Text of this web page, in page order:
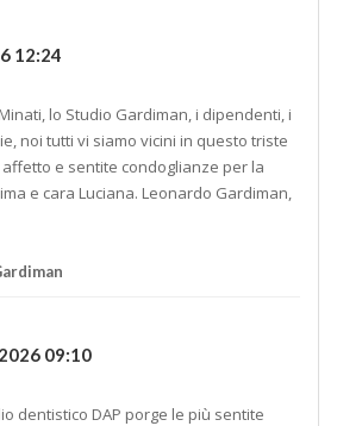
12:24
lo Studio Gardiman, i dipendenti, i
noi tutti vi siamo vicini in questo triste
e sentite condoglianze per la
e cara Luciana. Leonardo Gardiman,
09:10
dentistico DAP porge le più sentite